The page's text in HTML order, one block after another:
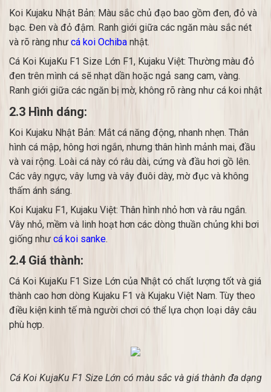
Koi Kujaku Nhật Bản: Màu sắc chủ đạo bao gồm đen, đỏ và
bạc. Đen và đỏ đậm. Ranh giới giữa các ngăn màu sắc nét
và rõ ràng như cá koi Ochiba nhật.
Cá Koi KujaKu F1 Size Lớn F1, Kujaku Việt: Thường màu đỏ
đen trên mình cá sẽ nhạt dần hoặc ngả sang cam, vàng.
Ranh giới giữa các ngăn bị mờ, không rõ ràng như cá koi nhật
2.3 Hình dáng:
Koi Kujaku Nhật Bản: Mắt cá năng động, nhanh nhẹn. Thân
hình cá mập, hông hơi ngắn, nhưng thân hình mảnh mai, đầu
và vai rộng. Loài cá này có râu dài, cứng và đầu hơi gồ lên.
Các vây ngực, vây lưng và vây đuôi dày, mờ đục và không
thấm ánh sáng.
Koi Kujaku F1, Kujaku Việt: Thân hình nhỏ hơn và râu ngắn.
Vây nhỏ, mềm và linh hoạt hơn các dòng thuần chủng khi bơi
giống như cá koi sanke.
2.4 Giá thành:
Cá Koi KujaKu F1 Size Lớn của Nhật có chất lượng tốt và giá
thành cao hơn dòng Kujaku F1 và Kujaku Việt Nam. Tùy theo
điều kiện kinh tế mà người chơi có thể lựa chọn loại dây câu
phù hợp.
Cá Koi KujaKu F1 Size Lớn có màu sắc và giá thành đa dạng